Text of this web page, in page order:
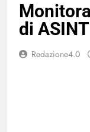
di
Redazione4.0